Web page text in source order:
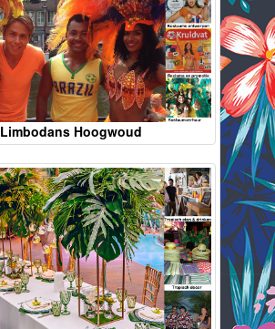
Limbodans Hoogwoud